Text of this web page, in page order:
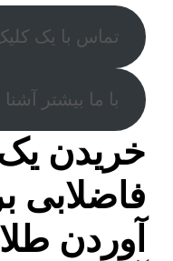
تماس با یک
با ما بیشتر
خریدن
فاضلابی
آوردن طلا